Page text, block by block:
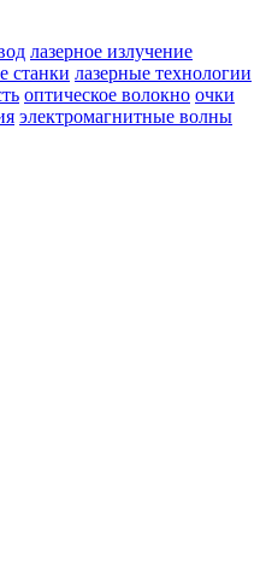
лазерное излучение
станки лазерные технологии
оптическое волокно очки
электромагнитные волны